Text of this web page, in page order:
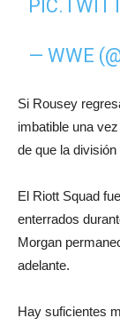
— WWE
Si Rousey
imbatible una
de que la
El Riott Squad
enterrados
Morgan
adelante.
Hay suficientes